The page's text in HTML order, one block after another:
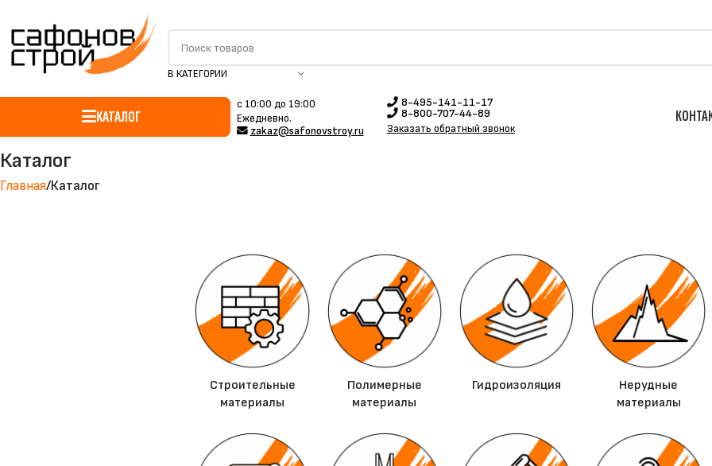
В КАТЕГОРИИ
КАТАЛОГ
c 10:00 до 19:00
Ежедневно.
zakaz@safonovstroy.ru
8-495-141-11-17
8-800-707-44-89
Заказать обратный звонок
Каталог
Главная Каталог
Строительные
материалы
Полимерные
материалы
Гидроизоляция
Нерудные
материалы